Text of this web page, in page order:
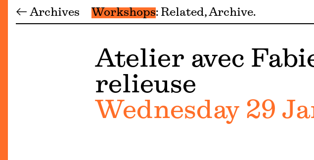
← Archives Workshops Related Archive
Atelier avec
relieuse
Wednesday 29